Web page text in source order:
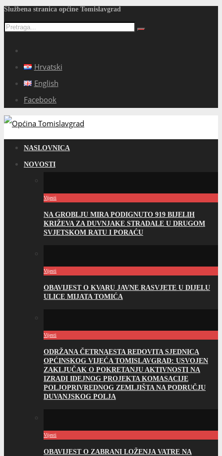
Službena stranica općine Tomislavgrad
Hrvatski
English
Facebook
NASLOVNICA
NOVOSTI
Vijesti
NA GROBLJU MIRA PODIGNUTO 919 BIJELIH
KRIŽEVA ZA DUVNJAKE STRADALE U DRUGOM
SVJETSKOM RATU I PORAĆU
Vijesti
OBAVIJEST O KVARU JAVNE RASVJETE U DIJELU
ULICE MIJATA TOMIĆA
Vijesti
ODRŽANA ČETRNAESTA REDOVITA SJEDNICA
OPĆINSKOG VIJEĆA TOMISLAVGRAD: USVOJEN
ZAKLJUČAK O POKRETANJU AKTIVNOSTI NA
IZRADI IDEJNOG PROJEKTA KOMASACIJE
POLJOPRIVREDNOG ZEMLJIŠTA NA PODRUČJU
DUVANJSKOG POLJA
Vijesti
OBAVIJEST O ZABRANI LOŽENJA VATRE NA